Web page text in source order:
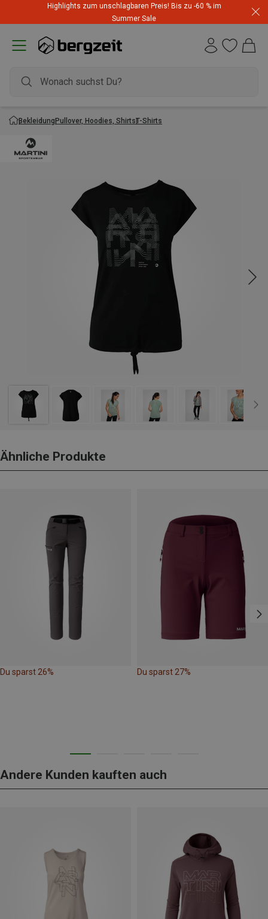
Highlights zum unschlagbaren Preis! Bis zu -60 % im
Summer Sale
BekleidungPullover, Hoodies, ShirtsT-Shirts
Ähnliche Produkte
Du sparst 26% Du sparst 27%
Andere Kunden kauften auch